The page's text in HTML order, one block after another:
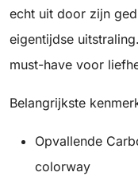
echt uit door zijn
eigentijdse
must-have voor
Belangrijkste
Opvallende
colorway